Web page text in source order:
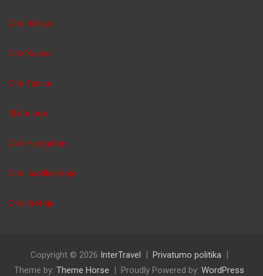
Orai Vilniuje
Orai Kaune
Orai Tunise
Malta orai
Orai Hurgadoje
Orai Juodkalnijoje
Orai Kretoje
Copyright © 2026 InterTravel
Privatumo politika
Theme by: Theme Horse Proudly Powered by: WordPress